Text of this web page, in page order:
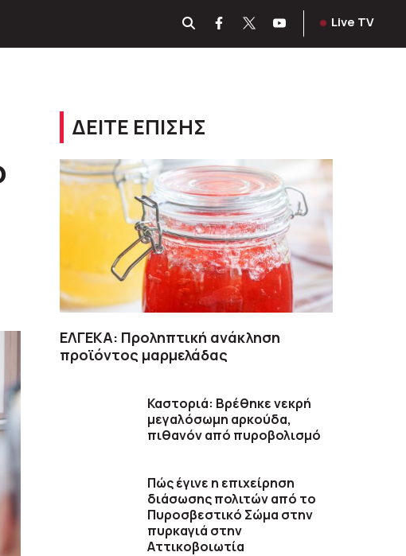
Live TV
ΔΕΙΤΕ ΕΠΙΣΗΣ
ΕΛΓΕΚΑ: Προληπτική ανάκληση
προϊόντος μαρμελάδας
Καστοριά: Βρέθηκε νεκρή
μεγαλόσωμη αρκούδα,
πιθανόν από πυροβολισμό
Πώς έγινε η επιχείρηση
διάσωσης πολιτών από το
Πυροσβεστικό Σώμα στην
πυρκαγιά στην
Αττικοβοιωτία